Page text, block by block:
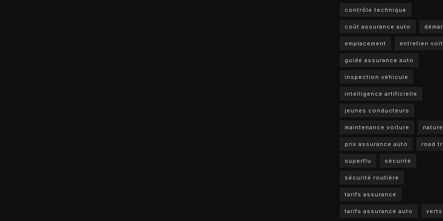
contrôle technique
coût assurance auto
emplacement entretien
guide assurance auto
inspection véhicule
intelligence artificielle
jeunes conducteurs
maintenance voiture nature
prix assurance auto road
superflu sécurité
sécurité routière
tarifs assurance
tarifs assurance auto verts